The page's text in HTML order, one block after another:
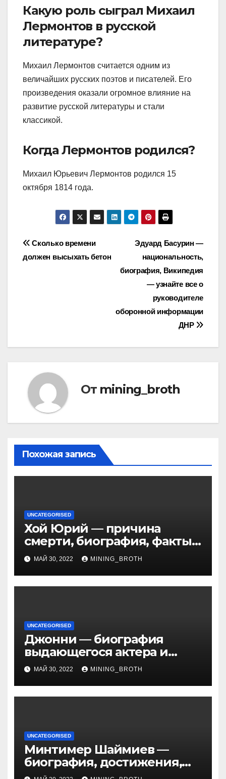
Какую роль сыграл Михаил
Лермонтов в русской
литературе?
Михаил Лермонтов считается одним из
величайших русских поэтов и писателей. Его
произведения оказали огромное влияние на
развитие русской литературы и стали
классикой.
Когда Лермонтов родился?
Михаил Юрьевич Лермонтов родился 15
октября 1814 года.
Навигация
по
Эдуард Басурин —
национальность,
биография, Википедия
— узнайте все о
руководителе
оборонной информации
ДНР
Сколько времени
должен высыхать бетон
От mining_broth
Похожая запись
UNCATEGORISED
Хой Юрий — причина
смерти, биография, факты
из жизни Википедия
МАЙ 30, 2022 MINING_BROTH
UNCATEGORISED
Джонни — биография
выдающегося актера и
талантливого певца, чья
артистичность захватывает
миллионы сердец
МАЙ 30, 2022 MINING_BROTH
UNCATEGORISED
Минтимер Шаймиев —
биография, достижения,
семья